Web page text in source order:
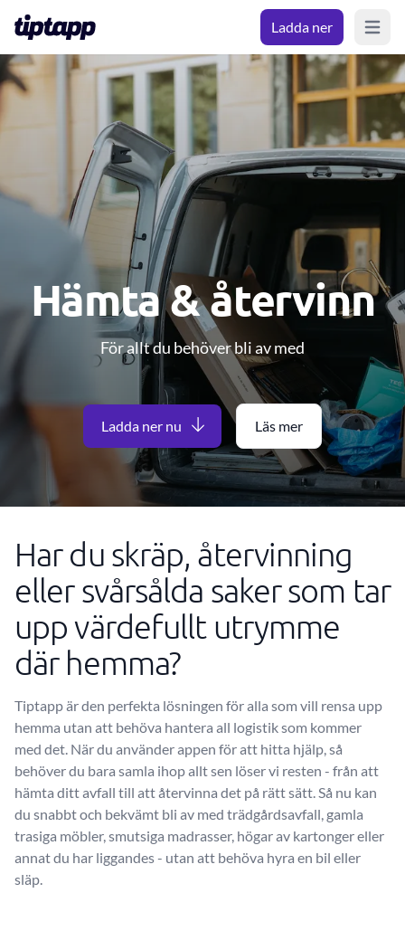
Ladda ner Open
Hämta & återvinn
För allt du behöver bli av med
Ladda ner nu Läs mer
Har du skräp, återvinning
eller svårsålda saker som tar
upp värdefullt utrymme
där hemma?
Tiptapp är den perfekta lösningen för alla som vill rensa upp
hemma utan att behöva hantera all logistik som kommer
med det. När du använder appen för att hitta hjälp, så
behöver du bara samla ihop allt sen löser vi resten - från att
hämta ditt avfall till att återvinna det på rätt sätt. Så nu kan
du snabbt och bekvämt bli av med trädgårdsavfall, gamla
trasiga möbler, smutsiga madrasser, högar av kartonger eller
annat du har liggandes - utan att behöva hyra en bil eller
släp.